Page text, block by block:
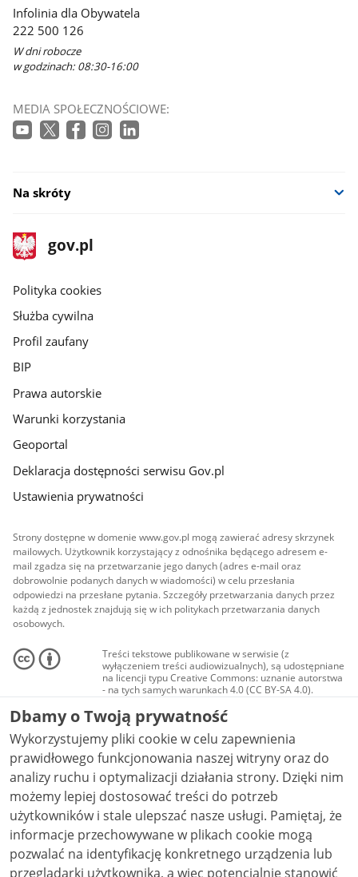
Infolinia dla Obywatela
222 500 126
W dni robocze
w godzinach: 08:30-16:00
MEDIA SPOŁECZNOŚCIOWE:
Na skróty
stopka
gov.pl
Strona
gov.pl
gov.pl
Polityka cookies
Służba cywilna
Profil zaufany
BIP
Prawa autorskie
Warunki korzystania
Geoportal
Deklaracja dostępności serwisu Gov.pl
Ustawienia prywatności
Strony dostępne w domenie www.gov.pl mogą zawierać adresy skrzynek
mailowych. Użytkownik korzystający z odnośnika będącego adresem e-
mail zgadza się na przetwarzanie jego danych (adres e-mail oraz
dobrowolnie podanych danych w wiadomości) w celu przesłania
odpowiedzi na przesłane pytania. Szczegóły przetwarzania danych przez
każdą z jednostek znajdują się w ich politykach przetwarzania danych
osobowych.
Treści tekstowe publikowane w serwisie (z
wyłączeniem treści audiowizualnych), są udostępniane
na licencji typu Creative Commons: uznanie autorstwa
- na tych samych warunkach 4.0 (CC BY-SA 4.0).
Materiały audiowizualne, w tym zdjęcia, materiały
audio i wideo, są udostępniane na licencji typu
Creative Commons: uznanie autorstwa użycie
niekomercyjne - bez utworów zależnych 4.0 (CC BY-
NC-ND 4.0), o ile nie jest to stwierdzone inaczej.
Dbamy o Twoją prywatność
Wykorzystujemy pliki cookie w celu zapewnienia
prawidłowego funkcjonowania naszej witryny oraz do
analizy ruchu i optymalizacji działania strony. Dzięki nim
możemy lepiej dostosować treści do potrzeb
użytkowników i stale ulepszać nasze usługi. Pamiętaj, że
informacje przechowywane w plikach cookie mogą
pozwalać na identyfikację konkretnego urządzenia lub
przeglądarki użytkownika, a więc potencjalnie stanowić